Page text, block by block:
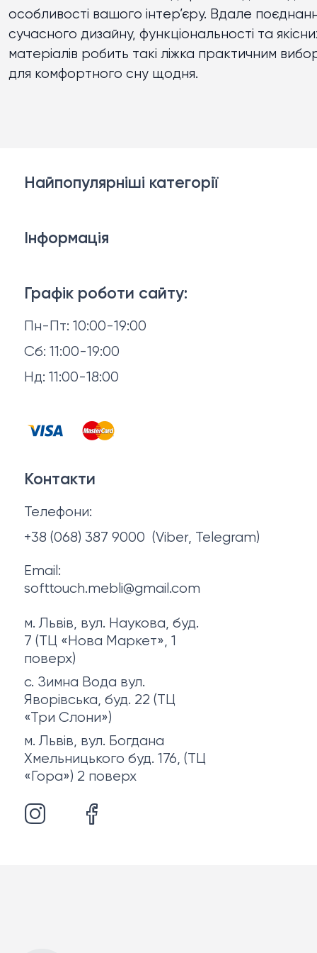
особливості вашого інтер’єру. Вдале
сучасного дизайну, функціональності та
матеріалів робить такі ліжка практичним
для комфортного сну щодня.
Графік роботи сайту:
Пн-Пт: 10:00-19:00
Сб: 11:00-19:00
Нд: 11:00-18:00
Найпопулярніші категорії
Матраци
Аксесуари для сну
Тумби та комоди
Інформація
Повернення й обмін
Відгуки
Контакти
Політика конфіденційності
Контакти
Телефони:
+38 (068) 387 9000 (Viber, Telegram)
Email:
softtouch.mebli@gmail.com
м. Львів, вул. Наукова, буд.
7 (ТЦ «Нова Маркет», 1
поверх)
с. Зимна Вода вул.
Яворівська, буд. 22 (ТЦ
«Три Слони»)
м. Львів, вул. Богдана
Хмельницького буд. 176, (ТЦ
«Гора») 2 поверх